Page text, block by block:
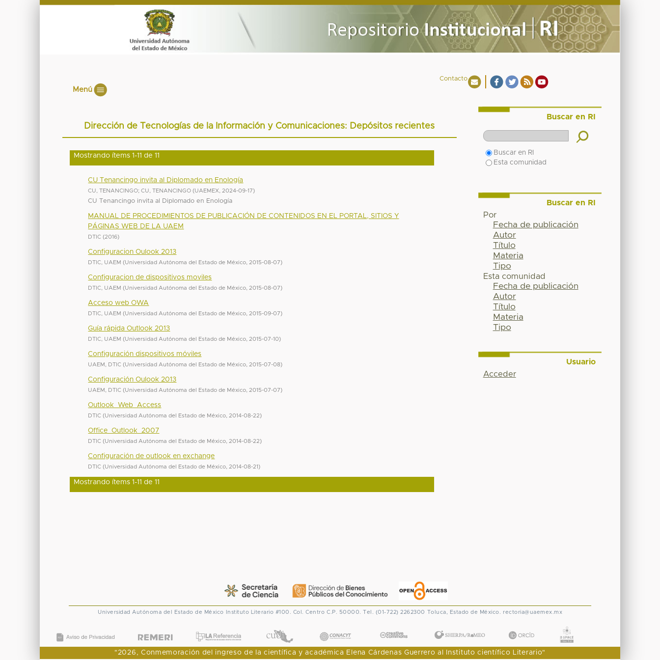
Contacto
Menú
Dirección de Tecnologías de la Información y Comunicaciones: Depósitos recientes
Mostrando ítems 1-11 de 11
CU Tenancingo invita al Diplomado en Enología
CU, TENANCINGO;CU, TENANCINGO (UAEMEX 2024-09-17)
CU Tenancingo invita al Diplomado en Enología
MANUAL DE PROCEDIMIENTOS DE PUBLICACIÓN DE CONTENIDOS EN EL PORTAL, SITIOS Y
PÁGINAS WEB DE LA UAEM
DTIC (2016)
Configuracion Oulook 2013
DTIC, UAEM (Universidad Autónoma del Estado de México 2015-08-07)
Configuracion de dispositivos moviles
DTIC, UAEM (Universidad Autónoma del Estado de México 2015-08-07)
Acceso web OWA
DTIC, UAEM (Universidad Autónoma del Estado de México 2015-09-07)
Guía rápida Outlook 2013
DTIC, UAEM (Universidad Autónoma del Estado de México 2015-07-10)
Configuración dispositivos móviles
UAEM, DTIC (Universidad Autónoma del Estado de México 2015-07-08)
Configuración Oulook 2013
UAEM, DTIC (Universidad Autónoma del Estado de México 2015-07-07)
Outlook_Web_Access
DTIC (Universidad Autónoma del Estado de México 2014-08-22)
Office_Outlook_2007
DTIC (Universidad Autónoma del Estado de México 2014-08-22)
Configuración de outlook en exchange
DTIC (Universidad Autónoma del Estado de México 2014-08-21)
Mostrando ítems 1-11 de 11
Buscar en RI
Buscar en RI
Esta comunidad
Buscar en RI
Por
Fecha de publicación
Autor
Título
Materia
Tipo
Esta comunidad
Fecha de publicación
Autor
Título
Materia
Tipo
Usuario
Acceder
Universidad Autónoma del Estado de México Instituto Literario #100. Col. Centro C.P. 50000. Tel. (01-722) 2262300 Toluca, Estado de México. rectoria@uaemex.mx
"2026, Conmemoración del ingreso de la científica y académica Elena Cárdenas Guerrero al Instituto científico Literario"